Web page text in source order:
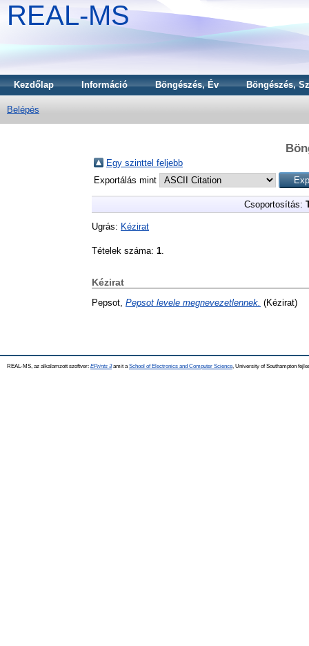
REAL-MS
Kezdőlap Információ Böngészés, Év Böngészés,
Belépés
Egy szinttel feljebb
Exportálás mint
Csoportosítás:
Ugrás: Kézirat
Tételek száma: 1
Kézirat
Pepsot, Pepsot levele megnevezetlennek. (Kézirat)
REAL-MS, az alkalamzott szoftver: EPrints 3amit a School of Electronics and Computer Science , University of Southampton